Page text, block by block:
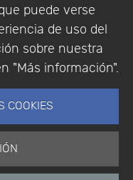
puede verse
de uso del
sobre nuestra
"Más información".
COOKIES
de Privacidad |
Software